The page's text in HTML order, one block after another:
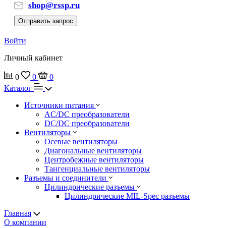
shop@rssp.ru
Отправить запрос
Войти
Личный кабинет
0 0
0
Каталог
Источники питания
AC/DC преобразователи
DC/DC преобразователи
Вентиляторы
Осевые вентиляторы
Диагональные вентиляторы
Центробежные вентиляторы
Тангенциальные вентиляторы
Разъемы и соединители
Цилиндрические разъемы
Цилиндрические MIL-Spec разъемы
Главная
О компании